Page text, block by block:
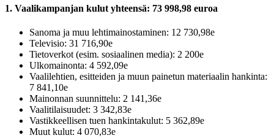
1. Vaalikampanjan kulut yhteensä: 73 998,98 euroa
Sanoma ja muu lehtimainostaminen: 12 730,98e
Televisio: 31 716,90e
Tietoverkot (esim. sosiaalinen media): 2 200e
Ulkomainonta: 4 592,09e
Vaalilehtien, esitteiden ja muun painetun materiaalin hankinta:
7 841,10e
Mainonnan suunnittelu: 2 141,36e
Vaalitilaisuudet: 3 342,83e
Vastikkeellisen tuen hankintakulut: 5 362,89e
Muut kulut: 4 070,83e